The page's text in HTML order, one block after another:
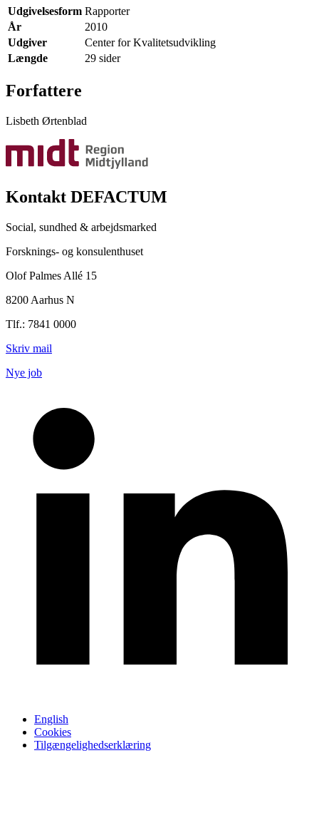
Udgivelsesform Rapporter
År
2010
Udgiver
Center for Kvalitetsudvikling
Længde
29 sider
Forfattere
Lisbeth Ørtenblad
Kontakt DEFACTUM
Social, sundhed & arbejdsmarked
Forsknings- og konsulenthuset
Olof Palmes Allé 15
8200 Aarhus N
Tlf.: 7841 0000
Skriv mail
Nye job
English
Cookies
Tilgængelighedserklæring